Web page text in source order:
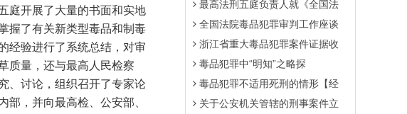
庭开展了大量的书面和实地
握了有关新类型毒品和制毒
经验进行了系统总结，对审
质量，还与最高人民检察
、讨论，组织召开了专家论
，并向最高检、公安部、
最高法刑五庭负责人就《全国法
全国法院毒品犯罪审判工作座谈
浙江省重大毒品犯罪案件证据收
毒品犯罪中“明知”之略探
毒品犯罪不适用死刑的情形【经
关于公安机关管辖的刑事案件立